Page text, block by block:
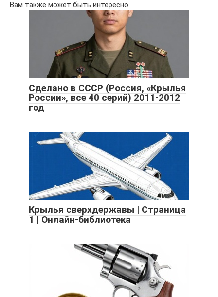
Вам также может быть интересно
Сделано в СССР (Россия, «Крылья
России», все 40 серий) 2011-2012
год
Крылья сверхдержавы | Страница
1 | Онлайн-библиотека